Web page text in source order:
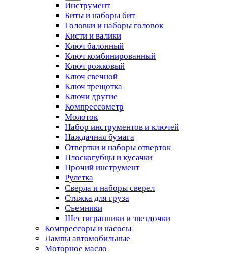
Инструмент
Биты и наборы бит
Головки и наборы головок
Кисти и валики
Ключ балонный
Ключ комбинированный
Ключ рожковый
Ключ свечной
Ключ трещотка
Ключи другие
Компрессометр
Молоток
Набор инструментов и ключей
Наждачная бумага
Отвертки и наборы отверток
Плоскогубцы и кусачки
Прочий инструмент
Рулетка
Сверла и наборы сверел
Стяжка для груза
Съемники
Шестигранники и звездочки
Компрессоры и насосы
Лампы автомобильные
Моторное масло